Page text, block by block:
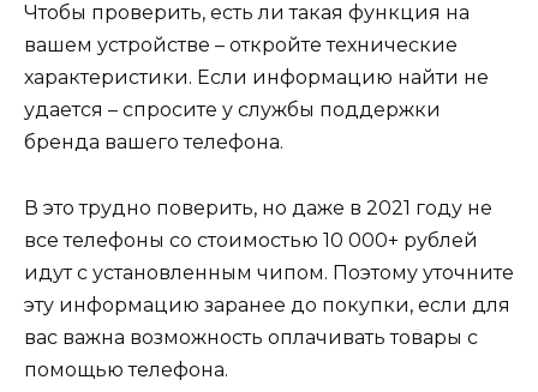
Чтобы проверить, есть ли такая функция на
вашем устройстве – откройте технические
характеристики. Если информацию найти не
удается – спросите у службы поддержки
бренда вашего телефона.
В это трудно поверить, но даже в 2021 году не
все телефоны со стоимостью 10 000+ рублей
идут с установленным чипом. Поэтому уточните
эту информацию заранее до покупки, если для
вас важна возможность оплачивать товары с
помощью телефона.